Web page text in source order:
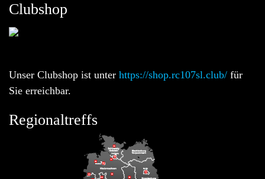
Clubshop
Unser Clubshop ist unter https://shop.rc107sl.club/ für
Sie erreichbar.
Regionaltreffs